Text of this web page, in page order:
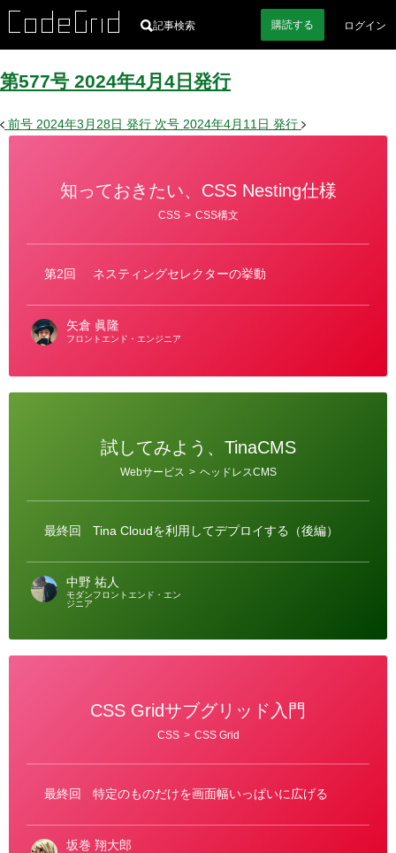
記事検索 購読する ログイン
第577号 2024年4月 4 日 発行
前号 2024年3月28日 発行 次号 2024年4月11日 発行
知っておきたい、CSS Nesting仕様
CSS > CSS構文
第2回 ネスティングセレクターの挙動
矢倉 眞隆
フロントエンド・エンジニア
試してみよう、TinaCMS
Webサービス > ヘッドレスCMS
最終回 Tina Cloudを利用してデプロイする（後編）
中野 祐人
モダンフロントエンド・エン
ジニア
CSS Gridサブグリッド入門
CSS > CSS Grid
最終回 特定のものだけを画面幅いっぱいに広げる
坂巻 翔大郎